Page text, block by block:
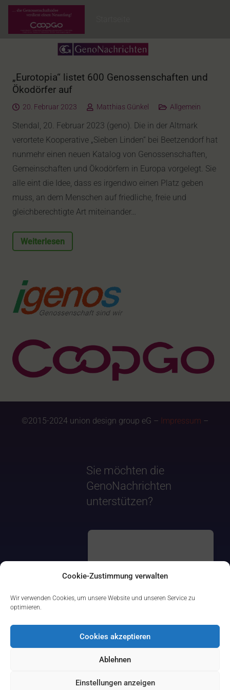
Cookie-Zustimmung verwalten
Wir verwenden Cookies, um unsere Website und unseren Service zu
optimieren.
Cookies akzeptieren
Ablehnen
Einstellungen anzeigen
„Eurotopia“ listet 600 Genossenschaften und
Ökodörfer auf
20. Februar 2023 Matthias Günkel Allgemein
Stendal, 20. Februar 2023 (geno). Die in der Altmark
verortete Kooperative „Sieben Linden“ bei Beetzendorf hat
nunmehr einen neuen Katalog von Genossenschaften,
Gemeinschaften und Ökodörfern in Europa vorgelegt. Sie
alle eint die Idee, dass es irgendwo einen Platz geben
muss, an dem Menschen auf friedliche, freie und
gleichberechtigte Art miteinander…
Weiterlesen
©2015-2024 union design group eG – Impressum –
Sie möchten die
GenoNachrichten
unterstützen?